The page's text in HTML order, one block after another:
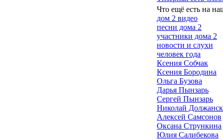
Что ещё есть на
дом 2 видео
песни дома 2
участники дома 2
новости и слухи
человек года
Ксения Собчак
Ксения Бородина
Ольга Бузова
Дарья Пынзарь
Сергей Пынзарь
Николай
Алексей Самсонов
Оксана Стрункина
Юлия Салибекова